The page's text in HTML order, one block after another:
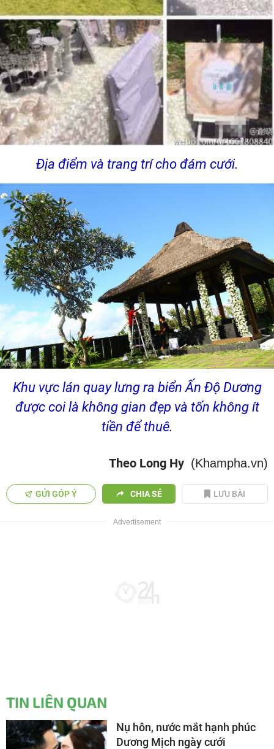
Địa điểm và trang trí cho đám cưới.
Khu vực lán quay lưng ra biển Ấn Độ Dương
được coi là không gian đẹp và tốn không ít
tiền để thuê.
Theo Long Hy (Khampha.vn)
GỬI GÓP Ý CHIA SẺ LƯU BÀI
TIN LIÊN QUAN
Nụ hôn, nước mắt hạnh phúc
Dương Mịch ngày cưới